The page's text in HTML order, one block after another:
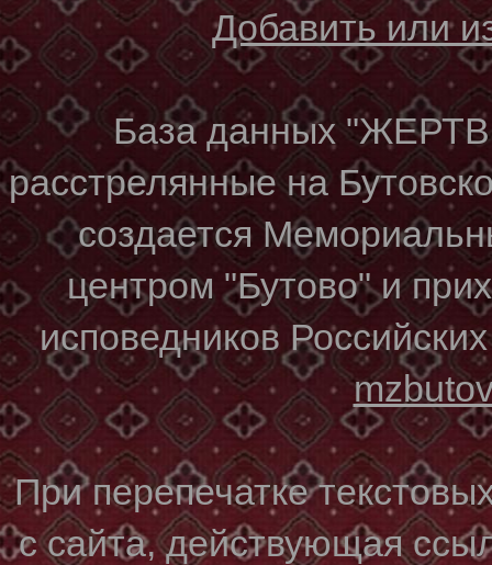
Добавить или
База данных
расстрелянные на
создается
центром "Бутово" и
исповедников
При перепечатке
с сайта, действующая